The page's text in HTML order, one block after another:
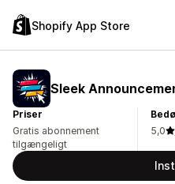
Shopify App Store
Sleek
Priser
Gratis abonnement
tilgængeligt
5,0